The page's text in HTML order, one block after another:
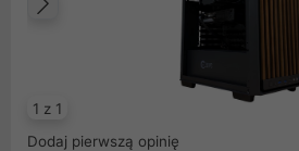
1 z 1
Poprzedni
Dodaj pierwszą opinię